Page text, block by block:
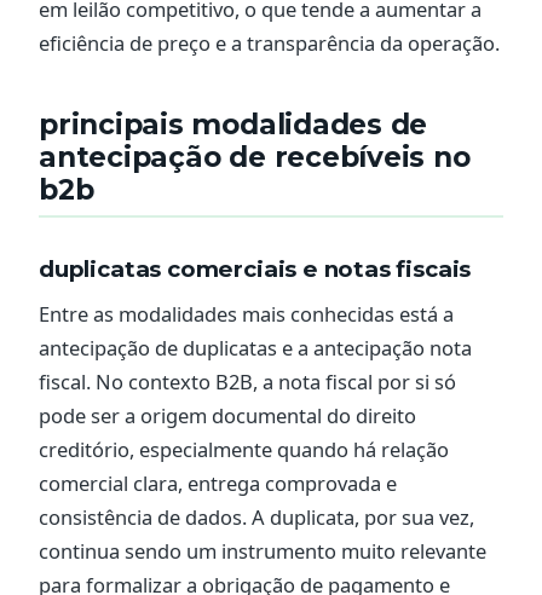
em leilão competitivo, o que tende a aumentar a
eficiência de preço e a transparência da operação.
principais modalidades de
antecipação de recebíveis no
b2b
duplicatas comerciais e notas fiscais
Entre as modalidades mais conhecidas está a
antecipação de duplicatas e a antecipação nota
fiscal. No contexto B2B, a nota fiscal por si só
pode ser a origem documental do direito
creditório, especialmente quando há relação
comercial clara, entrega comprovada e
consistência de dados. A duplicata, por sua vez,
continua sendo um instrumento muito relevante
para formalizar a obrigação de pagamento e